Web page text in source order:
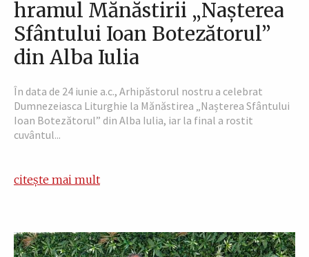
hramul Mănăstirii „Nașterea
Sfântului Ioan Botezătorul”
din Alba Iulia
În data de 24 iunie a.c., Arhipăstorul nostru a celebrat
Dumnezeiasca Liturghie la Mănăstirea „Nașterea Sfântului
Ioan Botezătorul” din Alba Iulia, iar la final a rostit
cuvântul...
citește mai mult